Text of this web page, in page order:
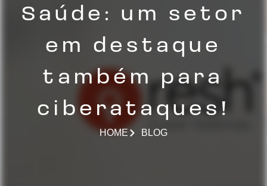
Saúde: um setor
em destaque
também para
ciberataques!
HOME BLOG